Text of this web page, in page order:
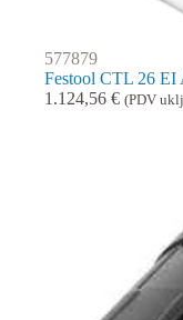
577879
Festool CTL 26 EI
1.124,56 € (PDV